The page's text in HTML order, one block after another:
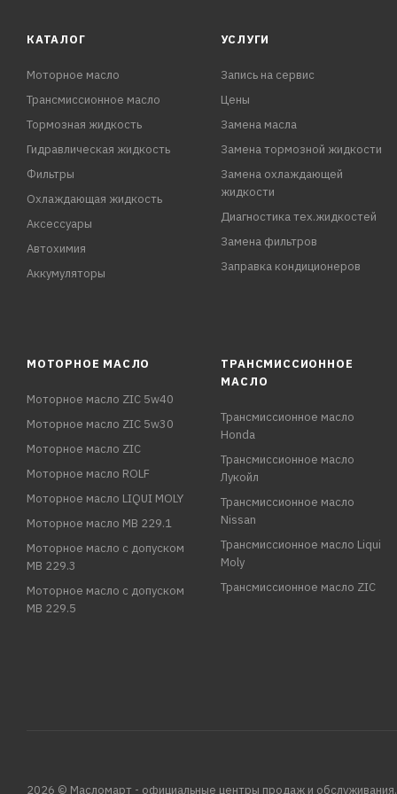
КАТАЛОГ
Моторное масло
Трансмиссионное масло
Тормозная жидкость
Гидравлическая жидкость
Фильтры
Охлаждающая жидкость
Аксессуары
Автохимия
Аккумуляторы
УСЛУГИ
Запись на сервис
Цены
Замена масла
Замена тормозной жидкости
Замена охлаждающей
жидкости
Диагностика тех.жидкостей
Замена фильтров
Заправка кондиционеров
МОТОРНОЕ МАСЛО
Моторное масло ZIC 5w40
Моторное масло ZIC 5w30
Моторное масло ZIC
Моторное масло ROLF
Моторное масло LIQUI MOLY
Моторное масло MB 229.1
Моторное масло с допуском
MB 229.3
Моторное масло с допуском
MB 229.5
ТРАНСМИССИОННОЕ
МАСЛО
Трансмиссионное масло
Honda
Трансмиссионное масло
Лукойл
Трансмиссионное масло
Nissan
Трансмиссионное масло Liqui
Moly
Трансмиссионное масло ZIC
2026 © Масломарт - официальные центры продаж и обслуживания.